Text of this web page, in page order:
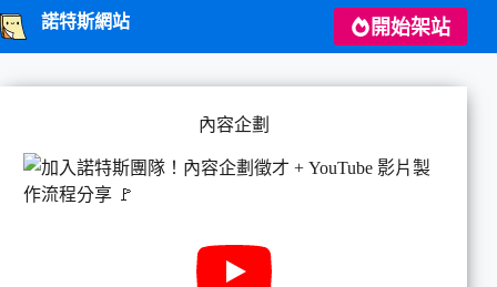
跳
至
諾特斯網站 開始架站
內容企劃